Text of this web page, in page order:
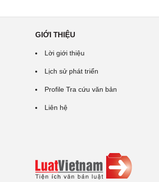
GIỚI THIỆU
Lời giới thiệu
Lịch sử phát triển
Profile Tra cứu văn bản
Liên hệ